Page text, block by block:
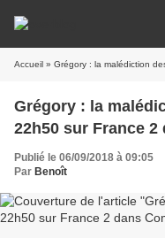
Accueil » Grégory : la malédiction des
Grégory : la
22h50 sur France 2
Publié le 06/09/2018 à 09:05
Par Benoît